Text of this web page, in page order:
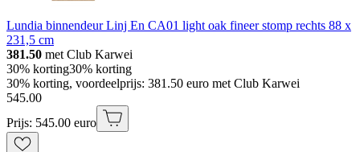
Lundia binnendeur Linj En CA01 light oak fineer stomp rechts 88 x
231,5 cm
381.50 met Club Karwei
30% korting30% korting
30% korting, voordeelprijs: 381.50 euro met Club Karwei
545.00
Prijs: 545.00 euro